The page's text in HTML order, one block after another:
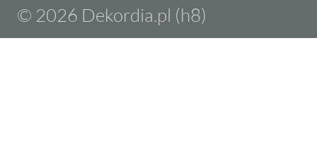
© 2026 Dekordia.pl (h8)